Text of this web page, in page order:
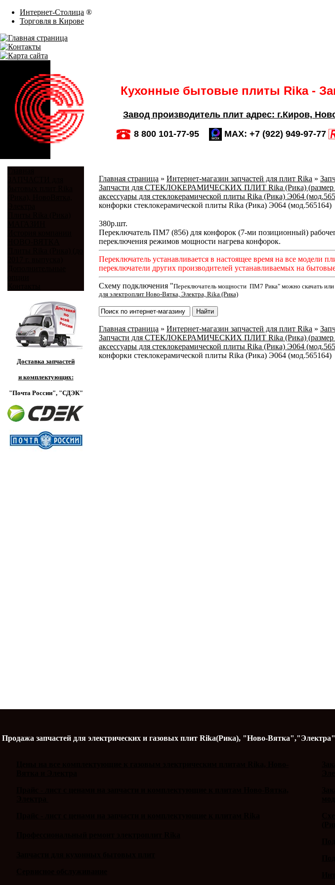
Интернет-Столица ®
Торговля в Кирове
Кухонные бытовые плиты Rika -
Завод производитель плит адрес: г.Киров,
8 800 101-77-95
MAX: +7 (922) 949-97-77
Доставка запчастей
и комплектующих:
"Почта России", "СДЭК"
Главная страница » Интернет-магазин запчастей для плит Rika »
Запчасти для СТЕКЛОКЕРАМИЧЕСКИХ ПЛИТ Rika (Рика) (размер
аксессуары для стеклокерамической плиты Rika (Рика) Э064
конфорки стеклокерамической плиты Rika (Рика) Э064 (мод.565164)
380р.шт.
Переключатель ПМ7 (856) для конфорок (7-ми позиционный)
переключения режимов мощности нагрева конфорок.
Переключатель устанавливается в настоящее время на все модели
переключатели других производителей устанавливаемых на
Схему подключения "Переключатель мощности ПМ7 Рика" можно скачать или
для электроплит Ново-Вятка, Электра, Rika (Рика)
Главная страница » Интернет-магазин запчастей для плит Rika »
Запчасти для СТЕКЛОКЕРАМИЧЕСКИХ ПЛИТ Rika (Рика) (размер
аксессуары для стеклокерамической плиты Rika (Рика) Э064
конфорки стеклокерамической плиты Rika (Рика) Э064 (мод.565164)
Продажа запчастей для электрических и газовых плит Rika(Рика), "Ново-Вятка","Электра"